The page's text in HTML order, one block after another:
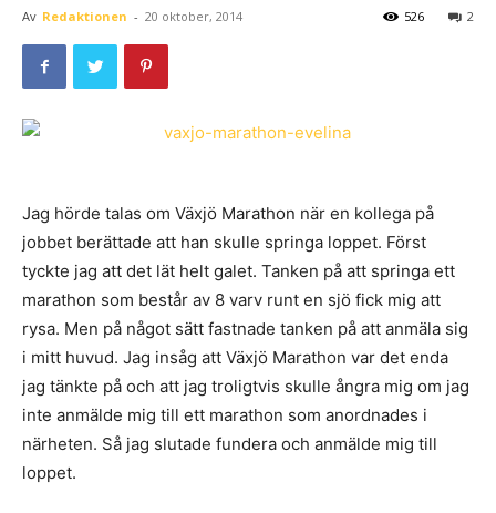
Av Redaktionen - 20 oktober, 2014 2
526
Jag hörde talas om Växjö Marathon när en kollega på
jobbet berättade att han skulle springa loppet. Först
tyckte jag att det lät helt galet. Tanken på att springa ett
marathon som består av 8 varv runt en sjö fick mig att
rysa. Men på något sätt fastnade tanken på att anmäla sig
i mitt huvud. Jag insåg att Växjö Marathon var det enda
jag tänkte på och att jag troligtvis skulle ångra mig om jag
inte anmälde mig till ett marathon som anordnades i
närheten. Så jag slutade fundera och anmälde mig till
loppet.